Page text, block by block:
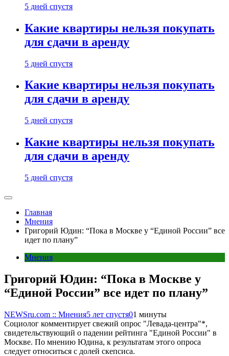
5 дней спустя
Какие квартиры нельзя покупать
для сдачи в аренду
5 дней спустя
Какие квартиры нельзя покупать
для сдачи в аренду
5 дней спустя
Какие квартиры нельзя покупать
для сдачи в аренду
5 дней спустя
Главная
Мнения
Григорий Юдин: “Пока в Москве у “Единой России” все
идет по плану”
Мнения
Григорий Юдин: “Пока в Москве у
“Единой России” все идет по плану”
NEWSru.com :: Мнения5 лет спустя01 минуты
Социолог комментирует свежий опрос "Левада-центра"*,
свидетельствующий о падении рейтинга "Единой России" в
Москве. По мнению Юдина, к результатам этого опроса
следует относиться с долей скепсиса.